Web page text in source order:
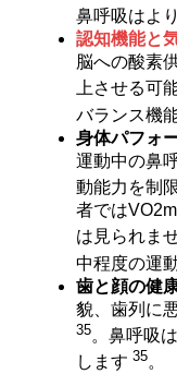
鼻呼吸はよ
認知機能と
脳への酸素
上させる可
バランス機
身体パフォ
運動中の鼻
動能力を制
者では
は見られま
中程度の運
歯と顔の健
貌、歯列に
35。鼻呼吸
します35。